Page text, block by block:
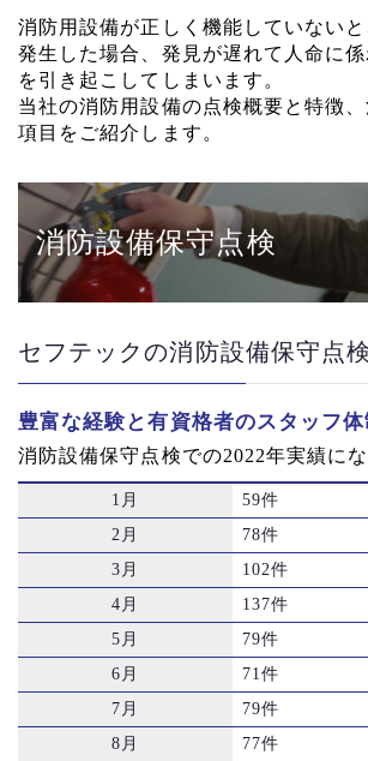
消防用設備が正しく機能していない
発生した場合、発見が遅れて人命に
を引き起こしてしまいます。
当社の消防用設備の点検概要と特徴
項目をご紹介します。
消防設備保守点検
セフテックの消防設備保守点
豊富な経験と有資格者のスタッフ体
消防設備保守点検での2022年実績にな
1月
59件
2月
78件
3月
102件
4月
137件
5月
79件
6月
71件
7月
79件
8月
77件